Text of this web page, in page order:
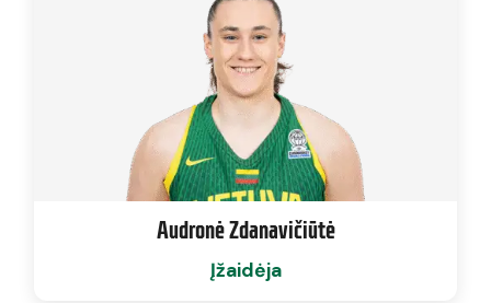
Audronė Zdanavičiūtė
Įžaidėja